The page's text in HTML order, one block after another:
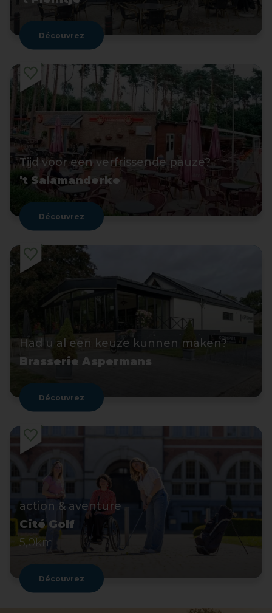
Découvrez
Tijd voor een verfrissende pauze?
't Salamanderke
Découvrez
Had u al een keuze kunnen maken?
Brasserie Aspermans
Découvrez
action & aventure
Cité Golf
5,0km
Découvrez